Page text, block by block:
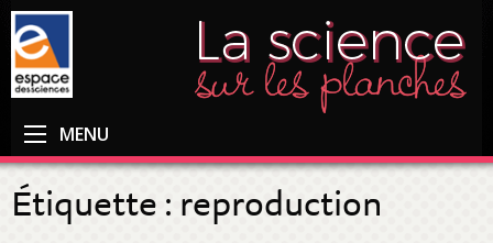
MENU
Étiquette : reproduction